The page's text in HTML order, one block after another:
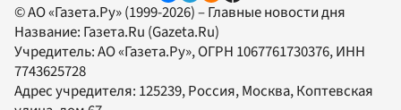
© АО «Газета.Ру» (1999-2026) – Главные новости дня
Название: Газета.Ru (Gazeta.Ru)
Учредитель:АО «Газета.Ру», ОГРН 1067761730376, ИНН
7743625728
Адрес учредителя: 125239, Россия, Москва, Коптевская